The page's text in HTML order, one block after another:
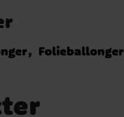
Folieballonger